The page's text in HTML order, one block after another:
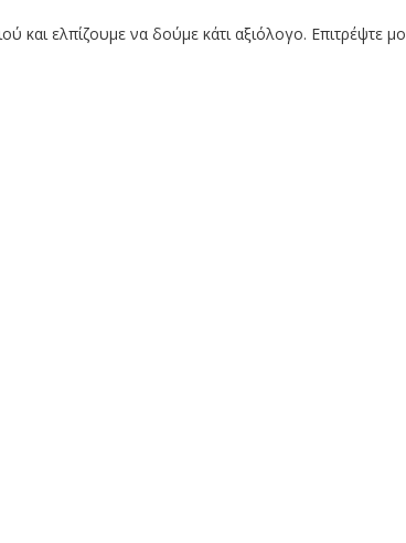
και ελπίζουμε να δούμε κάτι αξιόλογο. Επιτρέψτε